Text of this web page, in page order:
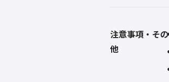
注意事項・その
他